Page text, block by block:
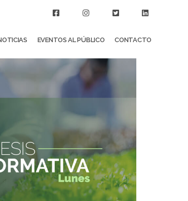
EVENTOS AL PÚBLICO CONTACTO